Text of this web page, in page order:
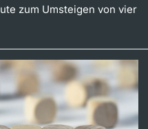
zum Umsteigen von vier